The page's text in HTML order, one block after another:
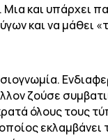
και υπάρχει
και να μάθει
ζούσε
όλους τους